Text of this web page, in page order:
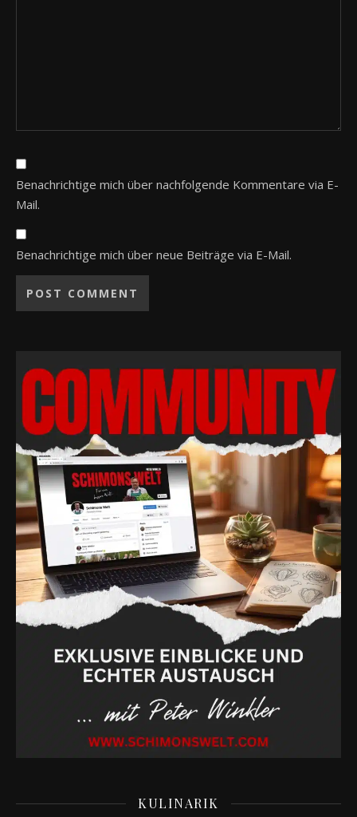
Benachrichtige mich über nachfolgende Kommentare via E-
Mail.
Benachrichtige mich über neue Beiträge via E-Mail.
KULINARIK